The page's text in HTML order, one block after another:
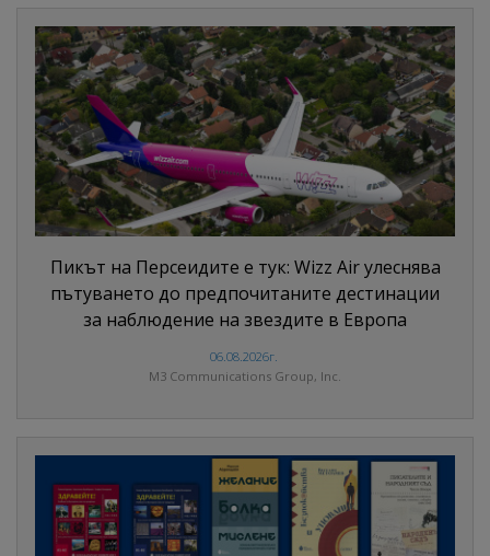
Пикът на Персеидите е тук: Wizz Air улеснява
пътуването до предпочитаните дестинации
за наблюдение на звездите в Европа
06.08.2026г.
M3 Communications Group, Inc.